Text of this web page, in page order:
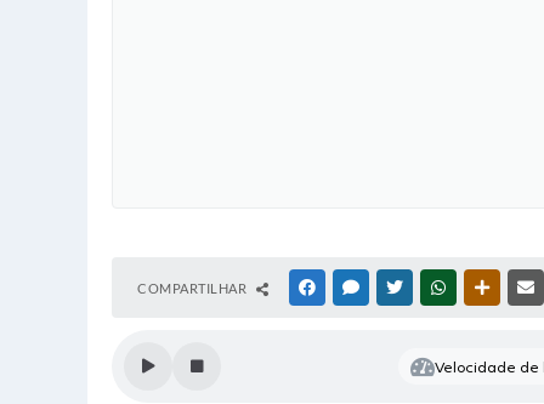
COMPARTILHAR FACEBOOKMESSENGER
TWITTERWHATSAPP
Velocidade de